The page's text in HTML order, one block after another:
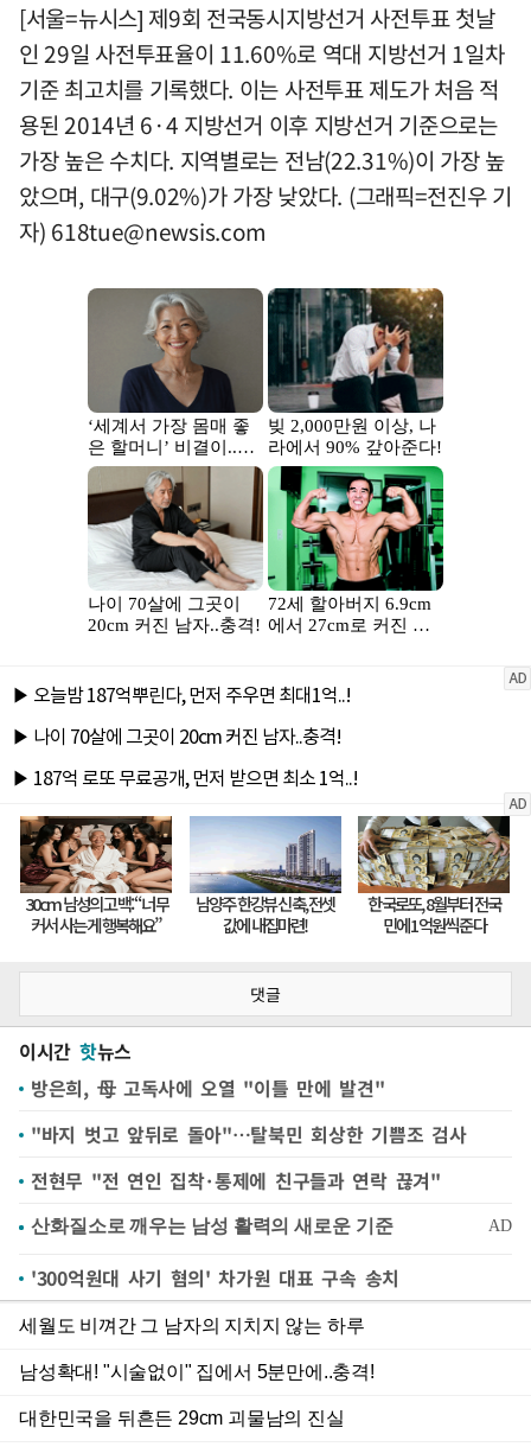
[서울=뉴시스] 제9회 전국동시지방선거 사전투표 첫날
인 29일 사전투표율이 11.60%로 역대 지방선거 1일차
기준 최고치를 기록했다. 이는 사전투표 제도가 처음 적
용된 2014년 6·4 지방선거 이후 지방선거 기준으로는
가장 높은 수치다. 지역별로는 전남(22.31%)이 가장 높
았으며, 대구(9.02%)가 가장 낮았다. (그래픽=전진우 기
자) 618tue@newsis.com
댓글
이시간 핫뉴스
방은희, 母 고독사에 오열 "이틀 만에 발견"
"바지 벗고 앞뒤로 돌아"…탈북민 회상한 기쁨조 검사
전현무 "전 연인 집착·통제에 친구들과 연락 끊겨"
'300억원대 사기 혐의' 차가원 대표 구속 송치